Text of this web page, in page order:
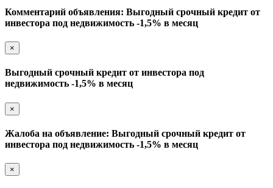
Комментарий объявления: Выгодный срочный кредит от
инвестора под недвижимость -1,5% в месяц
×
Выгодный срочный кредит от инвестора под
недвижимость -1,5% в месяц
×
Жалоба на объявление: Выгодный срочный кредит от
инвестора под недвижимость -1,5% в месяц
×